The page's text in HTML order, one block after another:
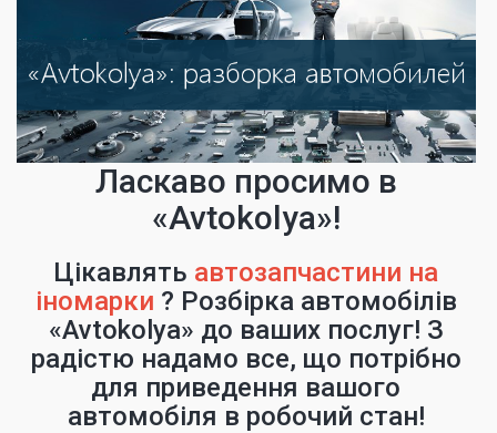
Ласкаво просимо в
«Avtokolya»!
Цікавлять автозапчастини на
іномарки ? Розбірка автомобілів
«Avtokolya» до ваших послуг! З
радістю надамо все, що потрібно
для приведення вашого
автомобіля в робочий стан!